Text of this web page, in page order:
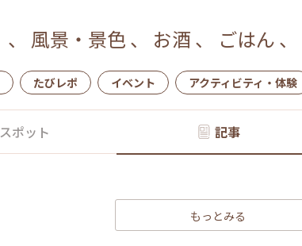
、 風景・景色 、 お酒 、 ごはん 、
たびレポ イベント アクティビティ・体験
スポット 記事
もっとみる